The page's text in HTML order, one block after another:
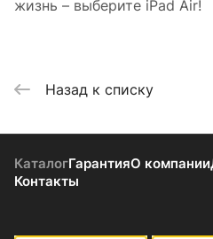
жизнь – выберите iPad Air!
Назад к списку
КаталогГарантияО компании
Контакты